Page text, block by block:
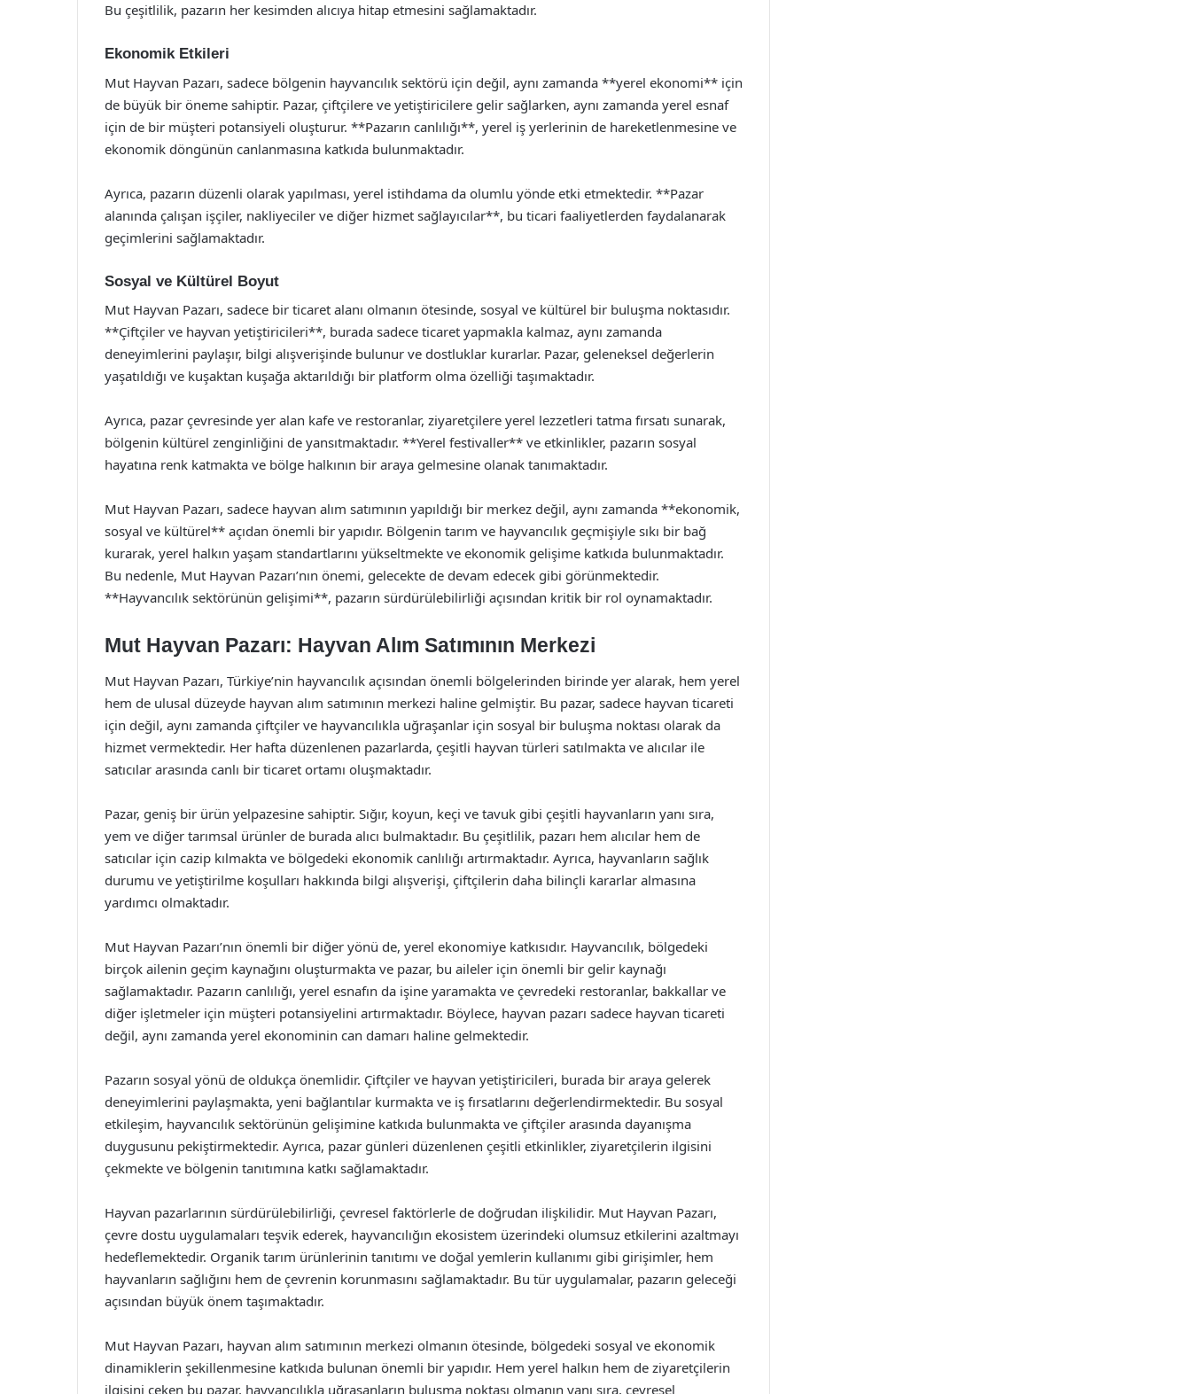
Bu çeşitlilik, pazarın her kesimden alıcıya hitap etmesini sağlamaktadır.
Ekonomik Etkileri
Mut Hayvan Pazarı, sadece bölgenin hayvancılık sektörü için değil, aynı zamanda **yerel ekonomi** için
de büyük bir öneme sahiptir. Pazar, çiftçilere ve yetiştiricilere gelir sağlarken, aynı zamanda yerel esnaf
için de bir müşteri potansiyeli oluşturur. **Pazarın canlılığı**, yerel iş yerlerinin de hareketlenmesine ve
ekonomik döngünün canlanmasına katkıda bulunmaktadır.
Ayrıca, pazarın düzenli olarak yapılması, yerel istihdama da olumlu yönde etki etmektedir. **Pazar
alanında çalışan işçiler, nakliyeciler ve diğer hizmet sağlayıcılar**, bu ticari faaliyetlerden faydalanarak
geçimlerini sağlamaktadır.
Sosyal ve Kültürel Boyut
Mut Hayvan Pazarı, sadece bir ticaret alanı olmanın ötesinde, sosyal ve kültürel bir buluşma noktasıdır.
**Çiftçiler ve hayvan yetiştiricileri**, burada sadece ticaret yapmakla kalmaz, aynı zamanda
deneyimlerini paylaşır, bilgi alışverişinde bulunur ve dostluklar kurarlar. Pazar, geleneksel değerlerin
yaşatıldığı ve kuşaktan kuşağa aktarıldığı bir platform olma özelliği taşımaktadır.
Ayrıca, pazar çevresinde yer alan kafe ve restoranlar, ziyaretçilere yerel lezzetleri tatma fırsatı sunarak,
bölgenin kültürel zenginliğini de yansıtmaktadır. **Yerel festivaller** ve etkinlikler, pazarın sosyal
hayatına renk katmakta ve bölge halkının bir araya gelmesine olanak tanımaktadır.
Mut Hayvan Pazarı, sadece hayvan alım satımının yapıldığı bir merkez değil, aynı zamanda **ekonomik,
sosyal ve kültürel** açıdan önemli bir yapıdır. Bölgenin tarım ve hayvancılık geçmişiyle sıkı bir bağ
kurarak, yerel halkın yaşam standartlarını yükseltmekte ve ekonomik gelişime katkıda bulunmaktadır.
Bu nedenle, Mut Hayvan Pazarı’nın önemi, gelecekte de devam edecek gibi görünmektedir.
**Hayvancılık sektörünün gelişimi**, pazarın sürdürülebilirliği açısından kritik bir rol oynamaktadır.
Mut Hayvan Pazarı: Hayvan Alım Satımının Merkezi
Mut Hayvan Pazarı, Türkiye’nin hayvancılık açısından önemli bölgelerinden birinde yer alarak, hem yerel
hem de ulusal düzeyde hayvan alım satımının merkezi haline gelmiştir. Bu pazar, sadece hayvan ticareti
için değil, aynı zamanda çiftçiler ve hayvancılıkla uğraşanlar için sosyal bir buluşma noktası olarak da
hizmet vermektedir. Her hafta düzenlenen pazarlarda, çeşitli hayvan türleri satılmakta ve alıcılar ile
satıcılar arasında canlı bir ticaret ortamı oluşmaktadır.
Pazar, geniş bir ürün yelpazesine sahiptir. Sığır, koyun, keçi ve tavuk gibi çeşitli hayvanların yanı sıra,
yem ve diğer tarımsal ürünler de burada alıcı bulmaktadır. Bu çeşitlilik, pazarı hem alıcılar hem de
satıcılar için cazip kılmakta ve bölgedeki ekonomik canlılığı artırmaktadır. Ayrıca, hayvanların sağlık
durumu ve yetiştirilme koşulları hakkında bilgi alışverişi, çiftçilerin daha bilinçli kararlar almasına
yardımcı olmaktadır.
Mut Hayvan Pazarı’nın önemli bir diğer yönü de, yerel ekonomiye katkısıdır. Hayvancılık, bölgedeki
birçok ailenin geçim kaynağını oluşturmakta ve pazar, bu aileler için önemli bir gelir kaynağı
sağlamaktadır. Pazarın canlılığı, yerel esnafın da işine yaramakta ve çevredeki restoranlar, bakkallar ve
diğer işletmeler için müşteri potansiyelini artırmaktadır. Böylece, hayvan pazarı sadece hayvan ticareti
değil, aynı zamanda yerel ekonominin can damarı haline gelmektedir.
Pazarın sosyal yönü de oldukça önemlidir. Çiftçiler ve hayvan yetiştiricileri, burada bir araya gelerek
deneyimlerini paylaşmakta, yeni bağlantılar kurmakta ve iş fırsatlarını değerlendirmektedir. Bu sosyal
etkileşim, hayvancılık sektörünün gelişimine katkıda bulunmakta ve çiftçiler arasında dayanışma
duygusunu pekiştirmektedir. Ayrıca, pazar günleri düzenlenen çeşitli etkinlikler, ziyaretçilerin ilgisini
çekmekte ve bölgenin tanıtımına katkı sağlamaktadır.
Hayvan pazarlarının sürdürülebilirliği, çevresel faktörlerle de doğrudan ilişkilidir. Mut Hayvan Pazarı,
çevre dostu uygulamaları teşvik ederek, hayvancılığın ekosistem üzerindeki olumsuz etkilerini azaltmayı
hedeflemektedir. Organik tarım ürünlerinin tanıtımı ve doğal yemlerin kullanımı gibi girişimler, hem
hayvanların sağlığını hem de çevrenin korunmasını sağlamaktadır. Bu tür uygulamalar, pazarın geleceği
açısından büyük önem taşımaktadır.
Mut Hayvan Pazarı, hayvan alım satımının merkezi olmanın ötesinde, bölgedeki sosyal ve ekonomik
dinamiklerin şekillenmesine katkıda bulunan önemli bir yapıdır. Hem yerel halkın hem de ziyaretçilerin
ilgisini çeken bu pazar, hayvancılıkla uğraşanların buluşma noktası olmanın yanı sıra, çevresel